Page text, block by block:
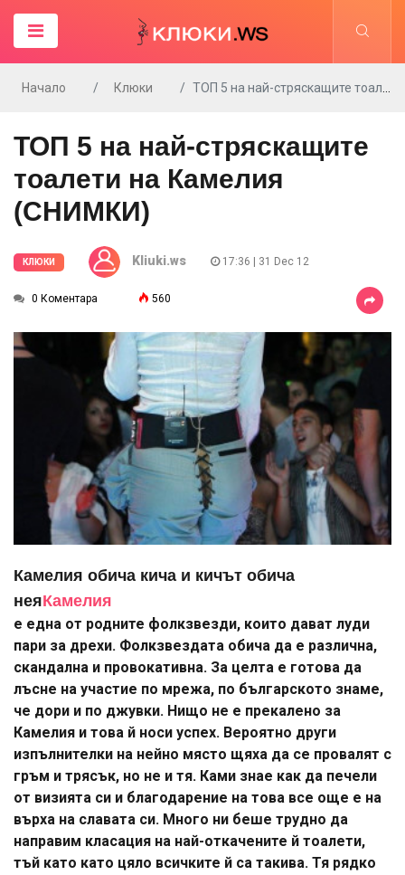
Начало Клюки ТОП 5 на най-стряскащите тоалети на Камелия (СНИМКИ)
ТОП 5 на най-стряскащите
тоалети на Камелия
(СНИМКИ)
КЛЮКИ Kliuki.ws 17:36 | 31 Dec 12
0 Коментара 560
Камелия обича кича и кичът обича
неяКамелия
е една от родните фолкзвезди, които дават луди
пари за дрехи. Фолкзвездата обича да е различна,
скандална и провокативна. За целта е готова да
лъсне на участие по мрежа, по българското знаме,
че дори и по джувки. Нищо не е прекалено за
Камелия и това й носи успех. Вероятно други
изпълнителки на нейно място щяха да се провалят с
гръм и трясък, но не и тя. Ками знае как да печели
от визията си и благодарение на това все още е на
върха на славата си. Много ни беше трудно да
направим класация на най-откачените й тоалети,
тъй като като цяло всичките й са такива. Тя рядко